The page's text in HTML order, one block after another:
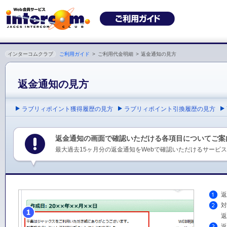
インターコムクラブ ご利用ガイド > ご利用代金明細 > 返金通知の見方
返金通知の見方
ラブリィポイント獲得履歴の見方 ラブリィポイント引換履歴の見方
返金通知の画面で確認いただける各項目についてご
最大過去15ヶ月分の返金通知をWebで確認いただけるサービ